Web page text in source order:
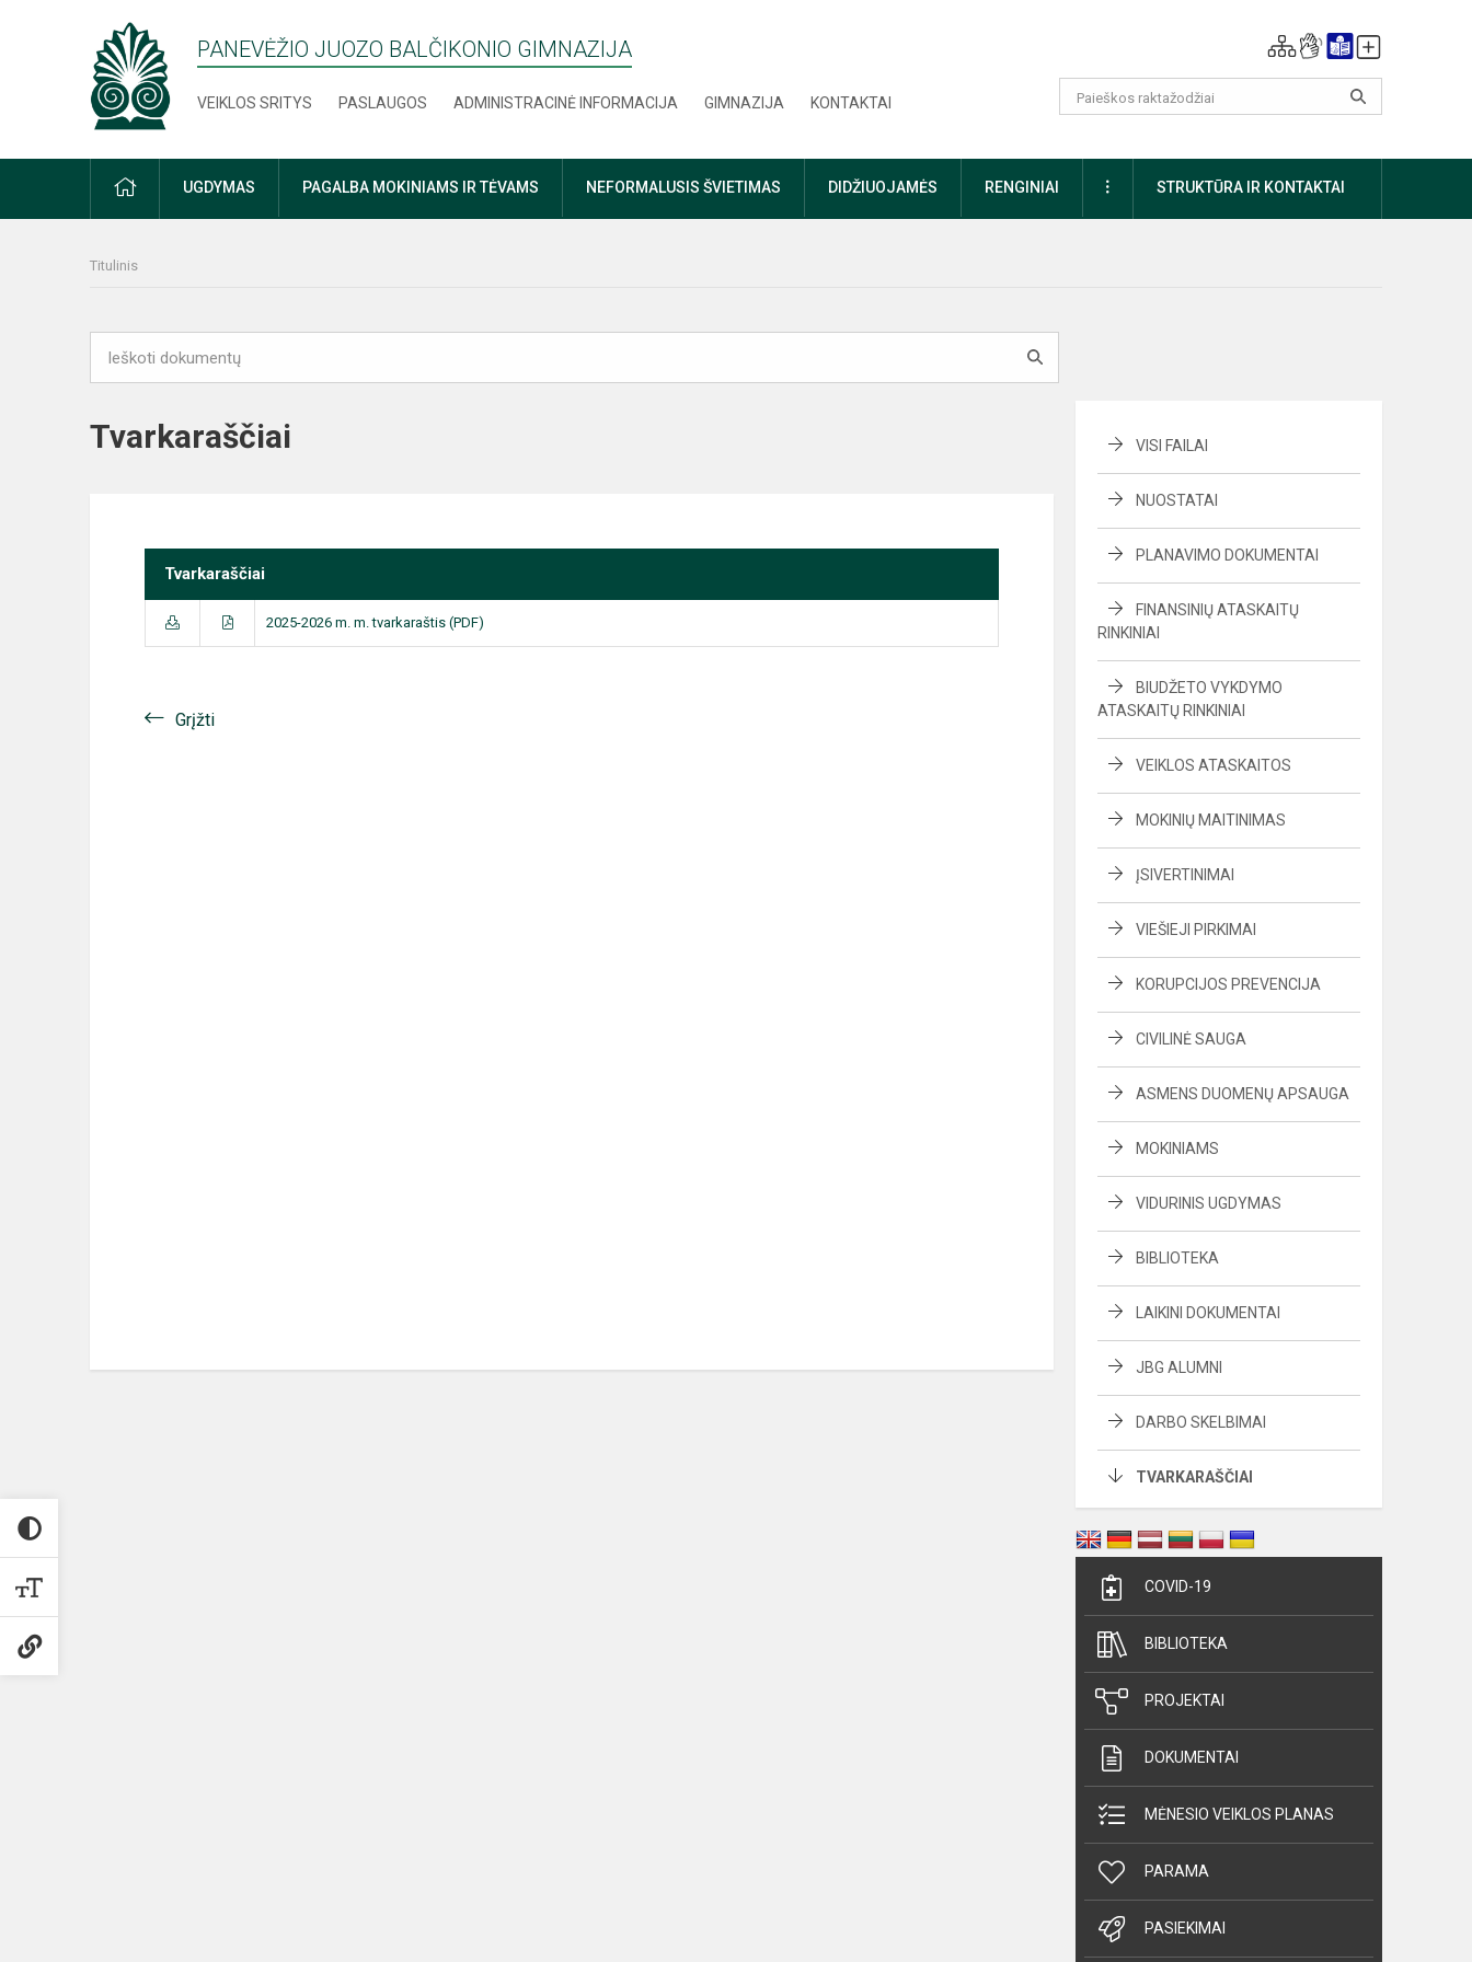
PANEVĖŽIO JUOZO BALČIKONIO GIMNAZIJA
VEIKLOS SRITYS PASLAUGOS ADMINISTRACINĖ INFORMACIJA GIMNAZIJA KONTAKTAI
PRADŽIAUGDYMAS PAGALBA MOKINIAMS IR TĖVAMS NEFORMALUSIS ŠVIETIMAS DIDŽIUOJAMĖS RENGINIAI DAUGIAUSTRUKTŪRA IR KONTAKTAI
Titulinis
Tvarkaraščiai
Tvarkaraščiai
2025-2026 m. m. tvarkaraštis (PDF)
Grįžti
VISI FAILAI
NUOSTATAI
PLANAVIMO DOKUMENTAI
FINANSINIŲ ATASKAITŲ
RINKINIAI
BIUDŽETO VYKDYMO
ATASKAITŲ RINKINIAI
VEIKLOS ATASKAITOS
MOKINIŲ MAITINIMAS
ĮSIVERTINIMAI
VIEŠIEJI PIRKIMAI
KORUPCIJOS PREVENCIJA
CIVILINĖ SAUGA
ASMENS DUOMENŲ APSAUGA
MOKINIAMS
VIDURINIS UGDYMAS
BIBLIOTEKA
LAIKINI DOKUMENTAI
JBG ALUMNI
DARBO SKELBIMAI
TVARKARAŠČIAI
COVID-19
BIBLIOTEKA
PROJEKTAI
DOKUMENTAI
MĖNESIO VEIKLOS PLANAS
PARAMA
PASIEKIMAI